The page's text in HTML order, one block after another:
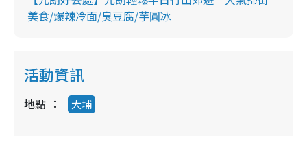
美食/爆辣冷面/臭豆腐/芋圓冰
活動資訊
地點 大埔